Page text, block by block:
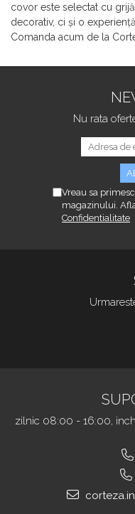
covor este selectat cu
decorativ, ci și o
Comanda acum de la
Nu rata
Vreau sa
magazinului.
Confidentialitate
zilnic 08:00 - 16:00,